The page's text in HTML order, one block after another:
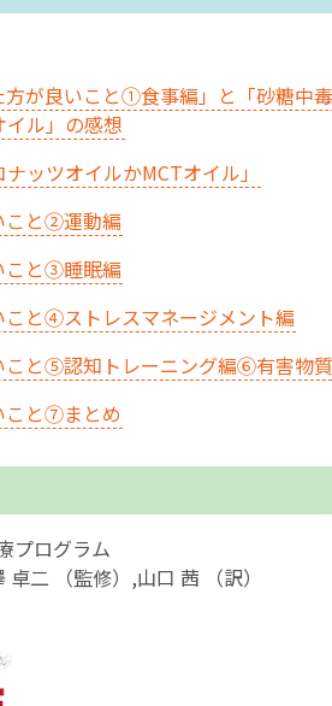
方が良いこと①食事編」と「砂糖中
ル」の感想
ッツオイルかMCTオイル」
こと②運動編
こと③睡眠編
と④ストレスマネージメント編
こと⑤認知トレーニング編⑥有害物
こと⑦まとめ
プログラム
二 （監修）,山口 茜 （訳）
プロフィール